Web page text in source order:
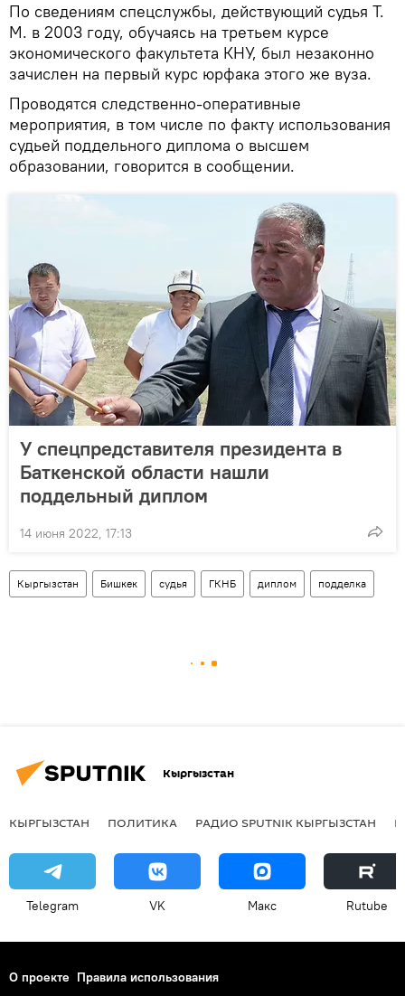
По сведениям спецслужбы, действующий судья Т.
М. в 2003 году, обучаясь на третьем курсе
экономического факультета КНУ, был незаконно
зачислен на первый курс юрфака этого же вуза.
Проводятся следственно-оперативные
мероприятия, в том числе по факту использования
судьей поддельного диплома о высшем
образовании, говорится в сообщении.
У спецпредставителя президента в
Баткенской области нашли
поддельный диплом
14 июня 2022, 17:13
Кыргызстан Бишкек судья ГКНБ диплом подделка
Кыргызстан
КЫРГЫЗСТАН ПОЛИТИКА РАДИО SPUTNIK КЫРГЫЗСТАН
Telegram VK Макс Rutube
О проекте Правила использования